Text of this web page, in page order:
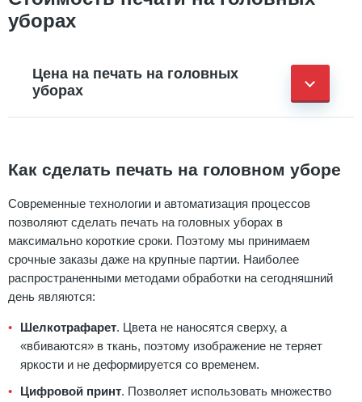
уборах
Цена на печать на головных
уборах
Как сделать печать на головном уборе
Современные технологии и автоматизация процессов
позволяют сделать печать на головных уборах в
максимально короткие сроки. Поэтому мы принимаем
срочные заказы даже на крупные партии. Наиболее
распространенными методами обработки на сегодняшний
день являются:
Шелкотрафарет. Цвета не наносятся сверху, а
«вбиваются» в ткань, поэтому изображение не теряет
яркости и не деформируется со временем.
Цифровой принт. Позволяет использовать множество